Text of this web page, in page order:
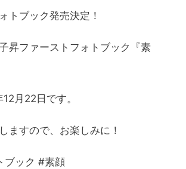
トブック発売決定！
昇ファーストフォトブック『素
月22日です。
ますので、お楽しみに！
ブック #素顔